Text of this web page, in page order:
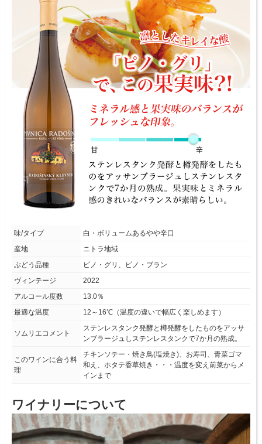
味/タイプ
白・ボリュームあるやや辛口
産地
ニトラ地域
ぶどう品種
ピノ・グリ、ピノ・ブラン
ヴィンテージ
2022
アルコール度数
13.0％
最適な温度
12～16℃（温度の違いで幅広く楽しめます）
ソムリエコメント
ステンレスタンク発酵と樽発酵をしたものをアッサ
ンブラージュしステンレスタンクで7か月の熟成。
このワインに合う料
理
チキンソテー・焼き鳥(塩焼き)、お寿司、青菜ゴマ
和え、ホタテ香草焼き・・・温度を変え前菜からメ
インまで
ワイナリーについて